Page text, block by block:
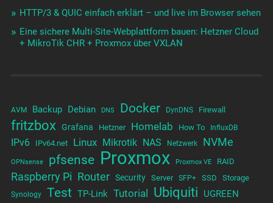
HTTP/3 & QUIC einfach erklärt – und live im Browser sehen
Eine sichere Multi-Site-Webplattform bauen: Hetzner Cloud
+ MikroTik CHR + Proxmox über VXLAN
AVM Backup Debian DNS Docker DynDNS Firewall
fritzbox Grafana Hetzner Homelab How To InfluxDB
IPv6 IPv64.net Linux Mikrotik NAS Netzwerk NVMe
OPNsense pfsense Proxmox Proxmox VE RAID
Raspberry Pi Router Security Server SFP+ SSD Storage
Synology Test TP-Link Tutorial Ubiquiti UGREEN